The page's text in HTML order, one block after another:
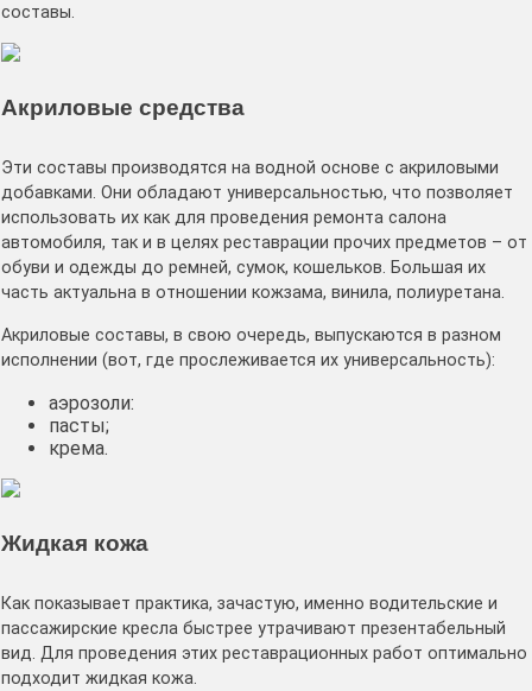
составы.
Акриловые средства
Эти составы производятся на водной основе с акриловыми
добавками. Они обладают универсальностью, что позволяет
использовать их как для проведения ремонта салона
автомобиля, так и в целях реставрации прочих предметов – от
обуви и одежды до ремней, сумок, кошельков. Большая их
часть актуальна в отношении кожзама, винила, полиуретана.
Акриловые составы, в свою очередь, выпускаются в разном
исполнении (вот, где прослеживается их универсальность):
аэрозоли:
пасты;
крема.
Жидкая кожа
Как показывает практика, зачастую, именно водительские и
пассажирские кресла быстрее утрачивают презентабельный
вид. Для проведения этих реставрационных работ оптимально
подходит жидкая кожа.